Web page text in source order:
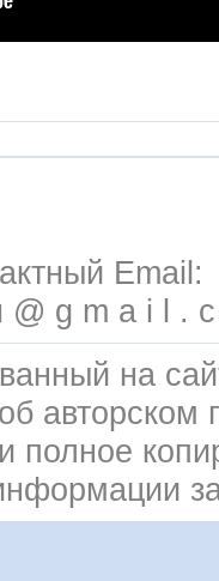
Email:
@ g m a i l .
на
авторском
полное